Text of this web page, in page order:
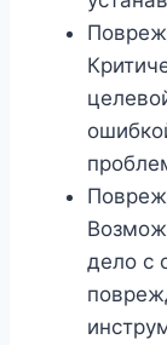
дело с